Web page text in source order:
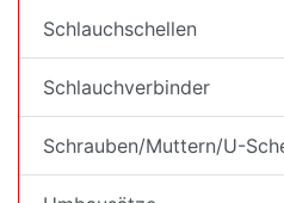
Schlauchschellen
Schlauchverbinder
Schrauben/Muttern/U-